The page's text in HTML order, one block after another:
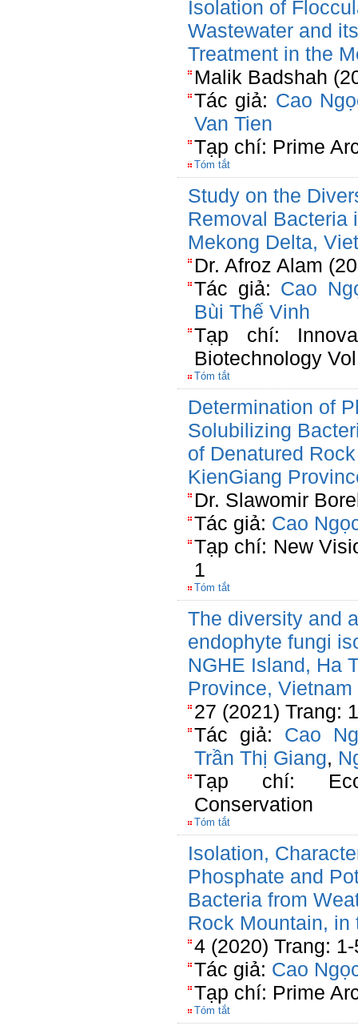
Isolation of
Wastewater and
Treatment in the
Malik Badshah
Tác giả: Cao
Van Tien
Tạp chí: Prime
Tóm tắt
Study on the
Removal Bacteria
Mekong Delta,
Dr. Afroz Alam
Tác giả: Cao
Bùi Thế Vinh
Tạp chí:
Biotechnology
Tóm tắt
Determination of
Solubilizing
of Denatured
KienGiang
Dr. Slawomir
Tác giả: Cao
Tạp chí: New
1
Tóm tắt
The diversity and
endophyte fungi
NGHE Island, Ha
Province, Vietnam
27 (2021) Trang:
Tác giả: Cao
Trần Thị Giang,
Tạp chí:
Conservation
Tóm tắt
Isolation,
Phosphate and
Bacteria from
Rock Mountain,
4 (2020) Trang:
Tác giả: Cao
Tạp chí: Prime
Tóm tắt